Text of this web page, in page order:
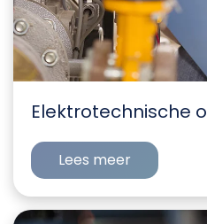
Elektrotechnische
Lees meer